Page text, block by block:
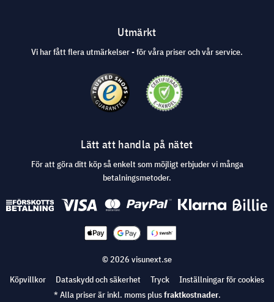
Utmärkt
Vi har fått flera utmärkelser - för våra priser och vår service.
Lätt att handla på nätet
För att göra ditt köp så enkelt som möjligt erbjuder vi många
betalningsmetoder.
© 2026 visunext.se
Köpvillkor
Dataskydd och säkerhet Tryck
Inställningar för cookies
* Alla priser är inkl. moms plusfraktkostnader.